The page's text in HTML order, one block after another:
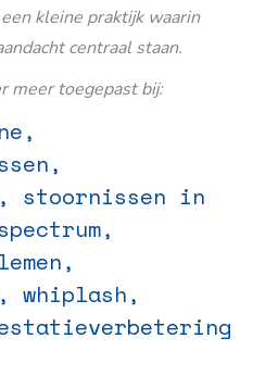
kleine praktijk waarin
centraal staan.
meer toegepast bij:
stoornissen in
whiplash,